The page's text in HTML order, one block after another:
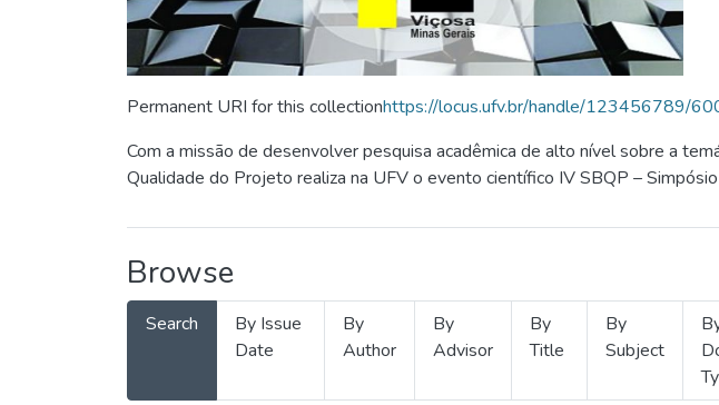
Permanent URI for this collectionhttps://locus.ufv.br/handle/123456789/
Com a missão de desenvolver pesquisa acadêmica de alto nível sobre a
Qualidade do Projeto realiza na UFV o evento científico IV SBQP –
Browse
Search
By Issue
Date
By
Author
By
Advisor
By
Title
By
Subject